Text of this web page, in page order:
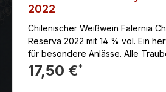
2022
Chilenischer Weißwein Falernia
Reserva 2022 mit 14 % vol. Ein
für besondere Anlässe. Alle
Chardonnay sind handverlesen.
durch die dort vorherrschenden
17,50 €*